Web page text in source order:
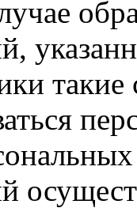
такие